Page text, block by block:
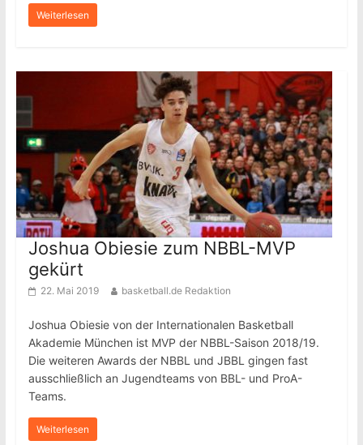
Weiterlesen
Joshua Obiesie zum NBBL-MVP
gekürt
22. Mai 2019 basketball.de Redaktion
Joshua Obiesie von der Internationalen Basketball
Akademie München ist MVP der NBBL-Saison 2018/19.
Die weiteren Awards der NBBL und JBBL gingen fast
ausschließlich an Jugendteams von BBL- und ProA-
Teams.
Weiterlesen